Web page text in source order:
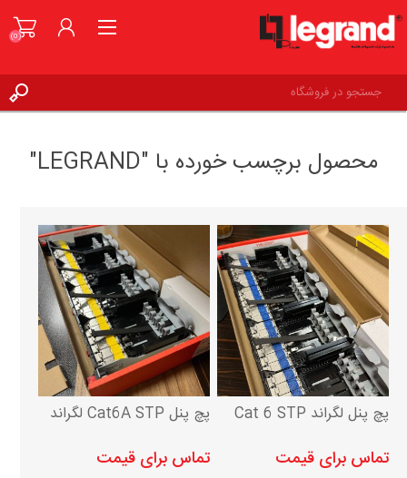
علاقه مندی ها
(0)
(0)
محصول برچسب خورده با "LEGRAND"
پچ پنل لگراند Cat 6 STP
تماس برای قیمت
پچ پنل Cat6A STP لگراند
تماس برای قیمت